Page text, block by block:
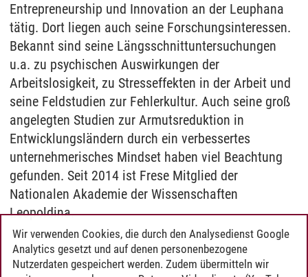
Entrepreneurship und Innovation an der Leuphana
tätig. Dort liegen auch seine Forschungsinteressen.
Bekannt sind seine Längsschnittuntersuchungen
u.a. zu psychischen Auswirkungen der
Arbeitslosigkeit, zu Stresseffekten in der Arbeit und
seine Feldstudien zur Fehlerkultur. Auch seine groß
angelegten Studien zur Armutsreduktion in
Entwicklungsländern durch ein verbessertes
unternehmerisches Mindset haben viel Beachtung
gefunden. Seit 2014 ist Frese Mitglied der
Nationalen Akademie der Wissenschaften
Leopoldina.
Wir verwenden Cookies, die durch den Analysedienst Google
Analytics gesetzt und auf denen personenbezogene
Nutzerdaten gespeichert werden. Zudem übermitteln wir